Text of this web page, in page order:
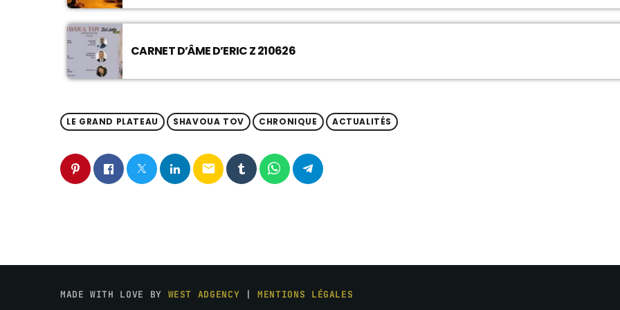
CARNET D’ÂME D’ERIC Z 210626
LE GRAND PLATEAU SHAVOUA TOV CHRONIQUE ACTUALITÉS
email
MADE WITH LOVE BY WEST ADGENCY |MENTIONS LÉGALES